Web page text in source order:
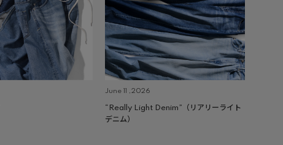
June 11 ,2026
“Really Light Denim”（リアリーライト
デニム）